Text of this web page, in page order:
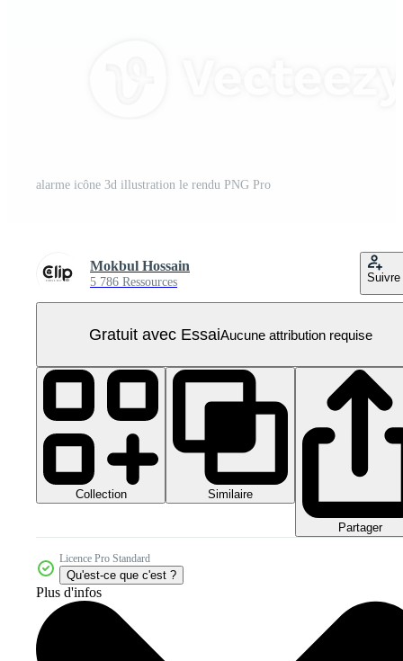
alarme icône 3d illustration le rendu PNG Pro
Mokbul Hossain
5 786 Ressources Suivre
Gratuit avec EssaiAucune attribution requise
Collection Similaire
Partager
Licence Pro Standard
Qu'est-ce que c'est ?
Plus d'infos